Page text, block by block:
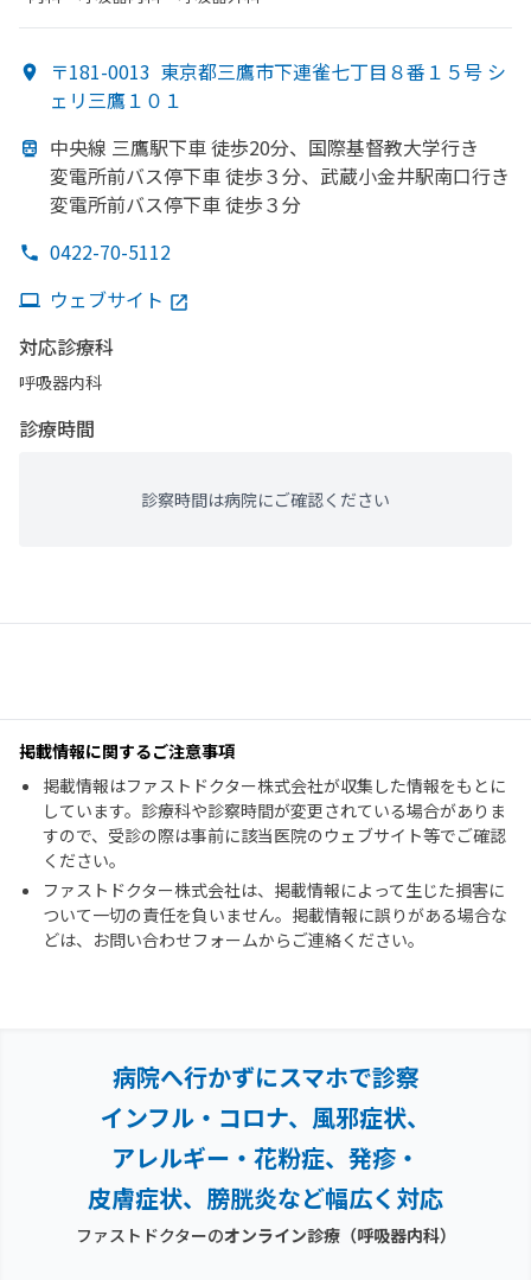
〒181-0013 東京都三鷹市下連雀七丁目８番１５号 シ
ェリ三鷹１０１
中央線 三鷹駅下車 徒歩20分、 国際基督教大学行き
変電所前バス停下車 徒歩３分、 武蔵小金井駅南口行き
変電所前バス停下車 徒歩３分
0422-70-5112
ウェブサイト
対応診療科
呼吸器内科
診療時間
診察時間は病院にご確認ください
掲載情報に関するご注意事項
掲載情報はファストドクター株式会社が収集した情報をもとに
しています。診療科や診察時間が変更されている場合がありま
すので、受診の際は事前に該当医院のウェブサイト等でご確認
ください。
ファストドクター株式会社は、掲載情報によって生じた損害に
ついて一切の責任を負いません。掲載情報に誤りがある場合な
どは、お問い合わせフォームからご連絡ください。
病院へ行かずにスマホで診察
インフル・コロナ、風邪症状、
アレルギー・花粉症、 発疹・
皮膚症状、膀胱炎など幅広く対応
ファストドクターのオンライン診療（呼吸器内科）